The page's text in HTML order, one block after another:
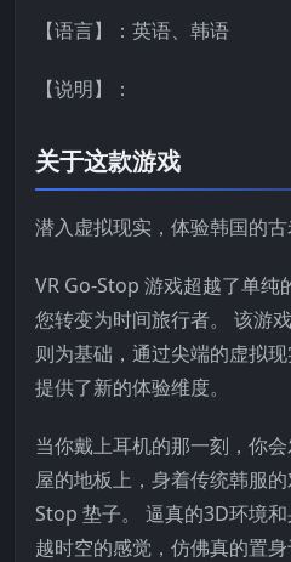
【语言】：英语、韩语
【说明】：
关于这款游戏
潜入虚拟现实，体验韩国的古
VR Go-Stop 游戏超越了单纯
您转变为时间旅行者。 该游
则为基础，通过尖端的虚拟
提供了新的体验维度。
当你戴上耳机的那一刻，你
屋的地板上，身着传统韩服
Stop 垫子。 逼真的3D环境
越时空的感觉，仿佛真的置身